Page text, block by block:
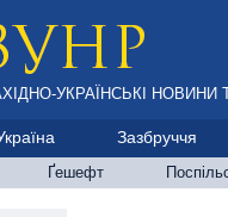
УКРАЇНСЬКІ НОВИНИ
Зазбруччя
Ґешефт